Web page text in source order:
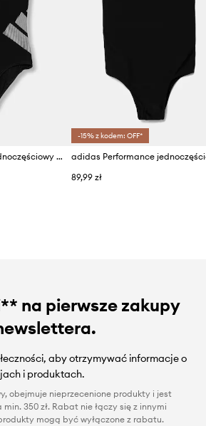
adidas Performance jednoczęściowy strój kąpielowy dziecięcy
-15% z kodem: OFF*
89,99 zł
na pierwsze zakupy
aby otrzymywać informacje o
i produktach.
obejmuje nieprzecenione produkty i jest
350 zł. Rabat nie łączy się z innymi
mogą być wyłączone z rabatu.